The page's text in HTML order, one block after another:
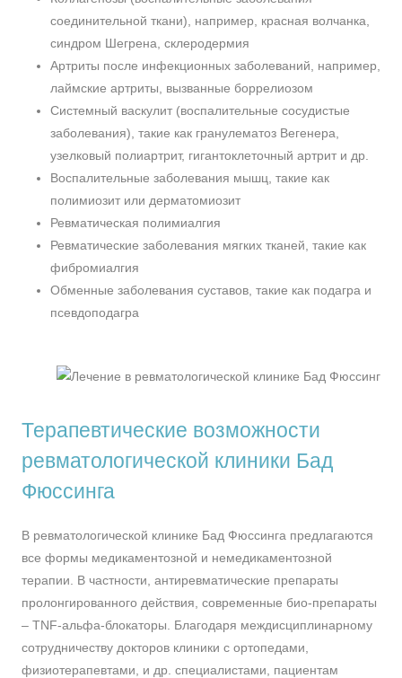
соединительной ткани), например, красная волчанка,
синдром Шегрена, склеродермия
Артриты после инфекционных заболеваний, например,
лаймские артриты, вызванные боррелиозом
Системный васкулит (воспалительные сосудистые
заболевания), такие как гранулематоз Вегенера,
узелковый полиартрит, гигантоклеточный артрит и др.
Воспалительные заболевания мышц, такие как
полимиозит или дерматомиозит
Ревматическая полимиалгия
Ревматические заболевания мягких тканей, такие как
фибромиалгия
Обменные заболевания суставов, такие как подагра и
псевдоподагра
Терапевтические возможности
ревматологической клиники Бад
Фюссинга
В ревматологической клинике Бад Фюссинга предлагаются
все формы медикаментозной и немедикаментозной
терапии. В частности, антиревматические препараты
пролонгированного действия, современные био-препараты
– TNF-альфа-блокаторы. Благодаря междисциплинарному
сотрудничеству докторов клиники с ортопедами,
физиотерапевтами, и др. специалистами, пациентам